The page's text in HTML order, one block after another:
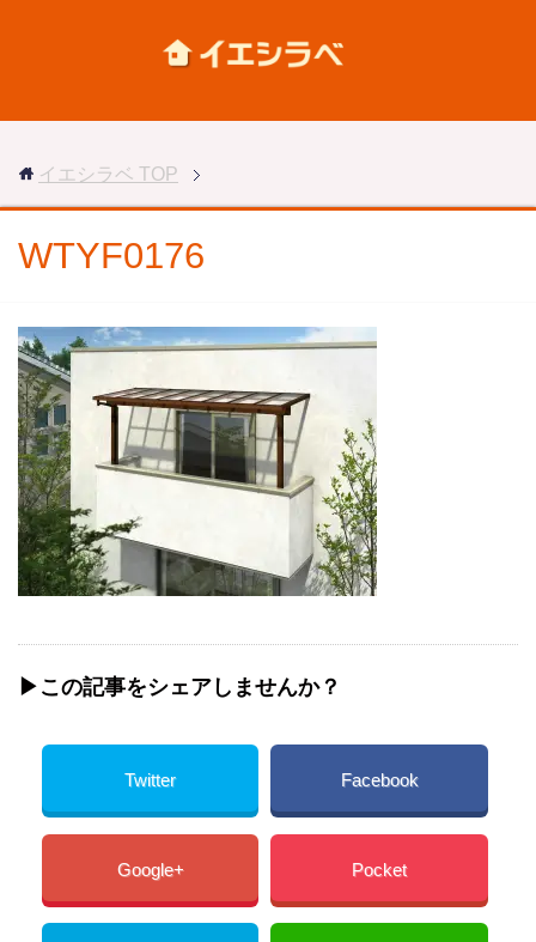
イエシラベ TOP
WTYF0176
▶︎この記事をシェアしませんか？
Twitter Facebook
Google+ Pocket